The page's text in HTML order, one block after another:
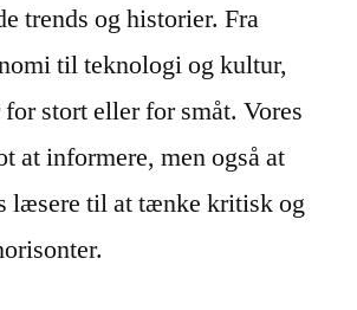
trends og historier. Fra
til teknologi og kultur,
stort eller for småt. Vores
at informere, men også at
læsere til at tænke kritisk og